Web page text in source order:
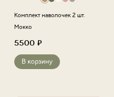
Комплект наволочек 2 шт.
Мокко
5500 ₽
В корзину